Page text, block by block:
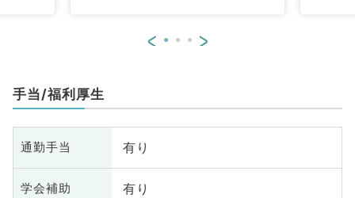
< >
手当/福利厚生
通勤手当 有り
学会補助 有り